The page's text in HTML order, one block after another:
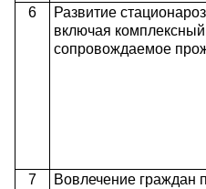
6
Развитие
включая
сопровождаемое
7
Вовлечение граждан